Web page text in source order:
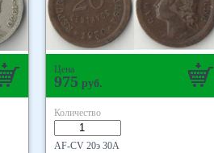
Цена
975 руб.
Количество
AF-CV 20э 30А